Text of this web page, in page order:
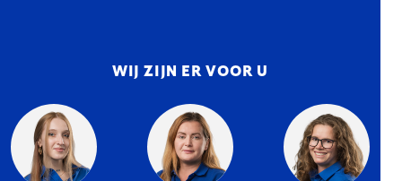
WIJ ZIJN ER VOOR U